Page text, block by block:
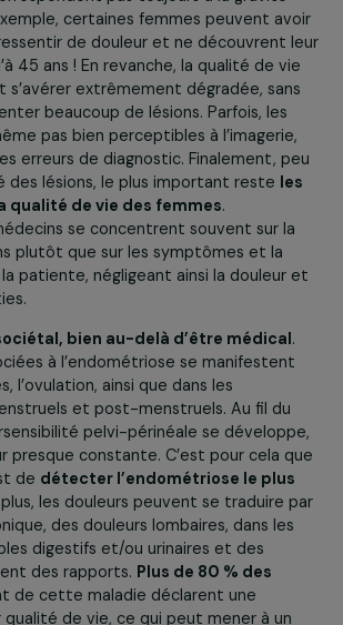
les chercheur.euse.s dans une
?
De ce fait, nous avons
toute la chaîne de recherche.
de l’endométriose en
? Comment affecte-t-elle le
femmes qui sont touchées par
a toujours éténormalisée par
en majorité des hommes
est complexe car les
pas toujours à la gravité
exemple, certaines femmes peuvent
ressentir de douleur et ne découvrent
45 ans ! En revanche, la qualité de
s’avérer extrêmement dégradée,
beaucoup de lésions. Parfois, les
pas bien perceptibles à
erreurs de diagnostic. Finalement,
des lésions, le plus important reste
qualité de vie des femmes
médecins se concentrent souvent sur
plutôt que sur les symptômes et la